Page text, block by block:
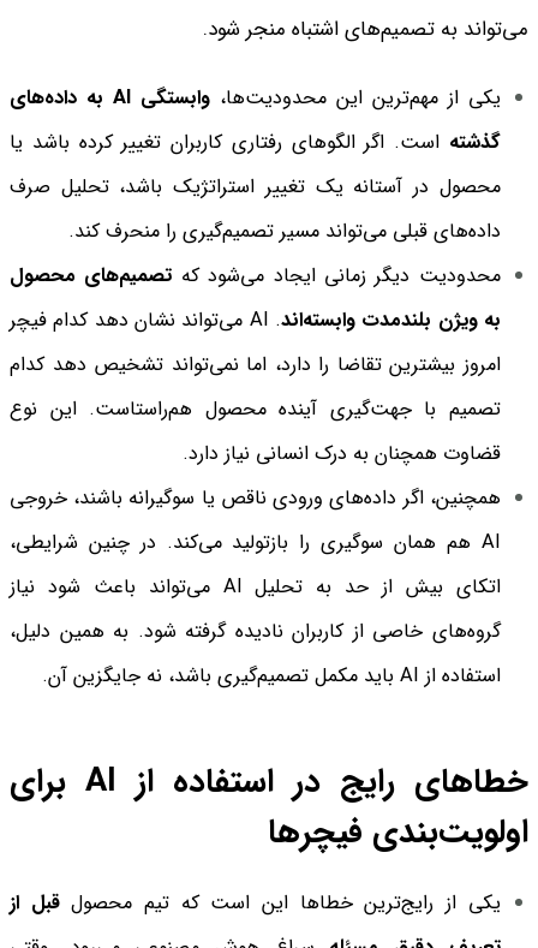
می‌تواند به تصمیم‌های اشتباه منجر شود.
یکی از مهم‌ترین این محدودیت‌ها،
وابستگی AI به داده‌های
گذشته است. اگر الگوهای رفتاری کاربران تغییر کرده باشد یا
محصول در آستانه یک تغییر استراتژیک باشد، تحلیل صرف
داده‌های قبلی می‌تواند مسیر تصمیم‌گیری را منحرف کند.
محدودیت دیگر زمانی ایجاد می‌شود که تصمیم‌های محصول
به ویژن بلندمدت وابسته‌اند
. AI می‌تواند نشان دهد کدام فیچر
امروز بیشترین تقاضا را دارد، اما نمی‌تواند تشخیص دهد کدام
تصمیم با جهت‌گیری آینده محصول هم‌راستاست. این نوع
قضاوت همچنان به درک انسانی نیاز دارد.
همچنین، اگر داده‌های ورودی ناقص یا سوگیرانه باشند، خروجی
AI هم همان سوگیری را بازتولید می‌کند. در چنین شرایطی،
اتکای بیش از حد به تحلیل AI می‌تواند باعث شود نیاز
گروه‌های خاصی از کاربران نادیده گرفته شود. به همین دلیل،
استفاده از AI باید مکمل تصمیم‌گیری باشد، نه جایگزین آن.
خطاهای رایج در استفاده از AI برای
اولویت‌بندی فیچرها
یکی از رایج‌ترین خطاها این است که تیم محصولقبل از